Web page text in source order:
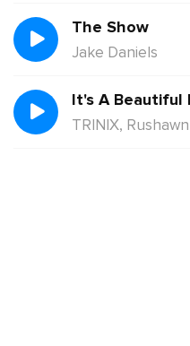
The Show
Jake Daniels
It's A Beautiful
TRINIX, Rushawn